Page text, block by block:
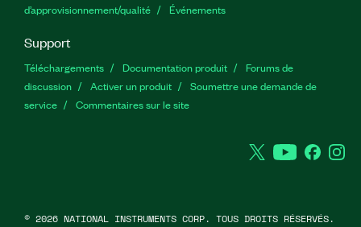
d’approvisionnement/qualité
Événements
Support
Téléchargements Documentation produit
Forums de
discussion
Activer un produit
Soumettre une demande de
service
Commentaires sur le site
TwitterYouTube
© 2026 NATIONAL INSTRUMENTS CORP. TOUS DROITS RÉSERVÉS.